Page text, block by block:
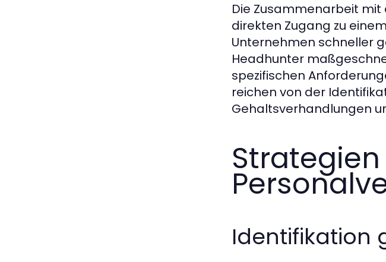
Die Zusammenarbeit
direkten Zugang zu
Unternehmen schneller
Headhunter
spezifischen
reichen von der
Gehaltsverhandlungen
Identifikation